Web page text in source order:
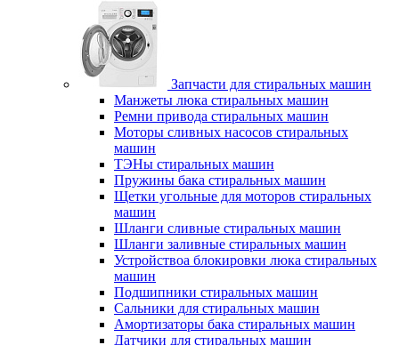
Запчасти для стиральных машин
Манжеты люка стиральных машин
Ремни привода стиральных машин
Моторы сливных насосов стиральных
машин
ТЭНы стиральных машин
Пружины бака стиральных машин
Щетки угольные для моторов стиральных
машин
Шланги сливные стиральных машин
Шланги заливные стиральных машин
Устройствоа блокировки люка стиральных
машин
Подшипники стиральных машин
Сальники для стиральных машин
Амортизаторы бака стиральных машин
Датчики для стиральных машин